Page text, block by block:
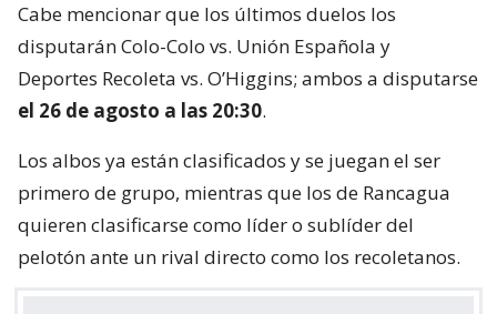
Cabe mencionar que los últimos duelos los
disputarán Colo-Colo vs. Unión Española y
Deportes Recoleta vs. O’Higgins; ambos a disputarse
el 26 de agosto a las 20:30.
Los albos ya están clasificados y se juegan el ser
primero de grupo, mientras que los de Rancagua
quieren clasificarse como líder o sublíder del
pelotón ante un rival directo como los recoletanos.